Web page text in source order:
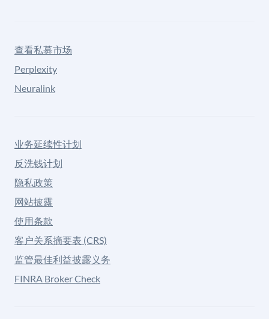
查看私募市场
Perplexity
Neuralink
业务延续性计划
反洗钱计划
隐私政策
网站披露
使用条款
客户关系摘要表 (CRS)
监管最佳利益披露义务
FINRA Broker Check